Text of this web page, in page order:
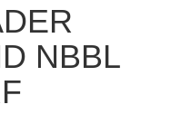
NBBL